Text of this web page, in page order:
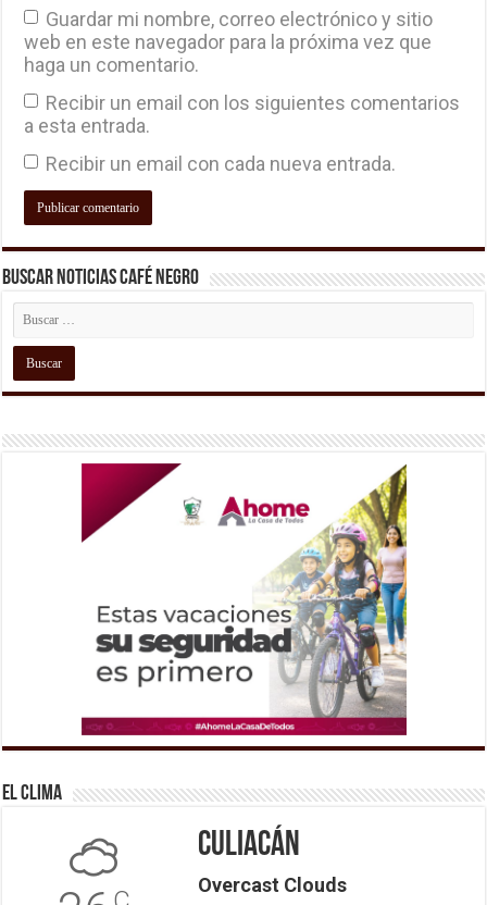
Guardar mi nombre, correo electrónico y sitio
web en este navegador para la próxima vez que
haga un comentario.
Recibir un email con los siguientes comentarios
a esta entrada.
Recibir un email con cada nueva entrada.
Buscar Noticias Café Negro
El Clima
Culiacán
Overcast Clouds